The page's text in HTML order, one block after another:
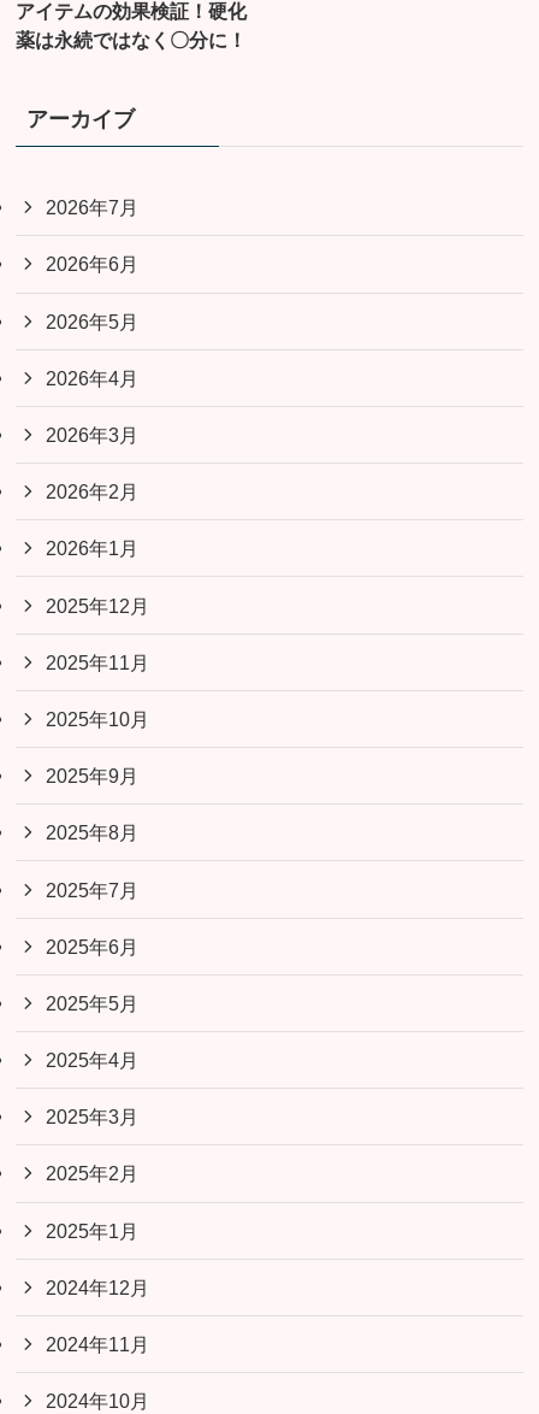
アイテムの効果検証！硬化
薬は永続ではなく〇分に！
アーカイブ
2026年7月
2026年6月
2026年5月
2026年4月
2026年3月
2026年2月
2026年1月
2025年12月
2025年11月
2025年10月
2025年9月
2025年8月
2025年7月
2025年6月
2025年5月
2025年4月
2025年3月
2025年2月
2025年1月
2024年12月
2024年11月
2024年10月